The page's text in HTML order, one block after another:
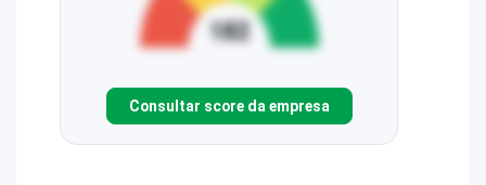
Consultar score da empresa